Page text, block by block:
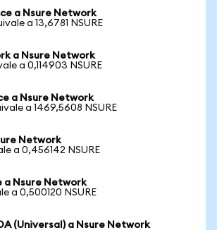
a Nsure Network
a 13,6781 NSURE
a Nsure Network
a 0,114903 NSURE
a Nsure Network
a 1469,5608 NSURE
Network
a 0,456142 NSURE
a Nsure Network
a 0,500120 NSURE
(Universal) a Nsure Network